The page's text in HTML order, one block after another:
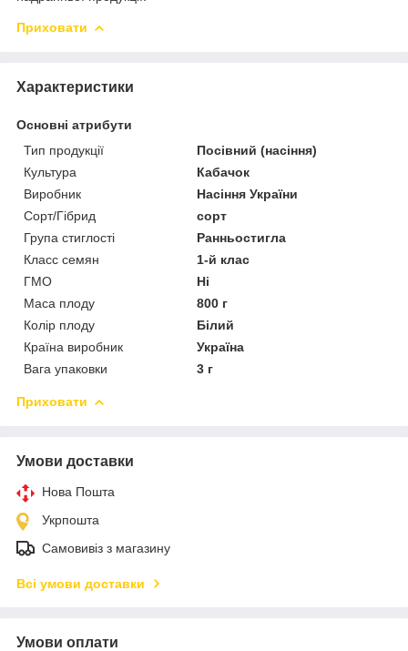
Приховати
Характеристики
Основні атрибути
Тип продукції
Посівний (насіння)
Культура
Кабачок
Виробник
Насіння України
Сорт/Гібрид
сорт
Група стиглості
Ранньостигла
Класс семян
1-й клас
ГМО
Ні
Маса плоду
800 г
Колір плоду
Білий
Країна виробник
Україна
Вага упаковки
3 г
Приховати
Умови доставки
Нова Пошта
Укрпошта
Самовивіз з магазину
Всі умови доставки
Умови оплати